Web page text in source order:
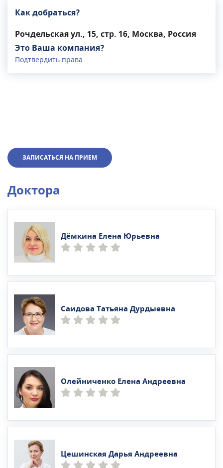
«Академия Premium Aesthetics» отличаются
высоким уровнем сервиса и отвечают строгим
стандартам безопасности.
Как добраться?
Рочдельская ул., 15, стр. 16, Москва, Россия
Это Ваша компания?
Подтвердить права
ЗАПИСАТЬСЯ НА ПРИЕМ
Доктора
Дёмкина Елена Юрьевна
Саидова Татьяна Дурдыевна
Олейниченко Елена Андреевна
Цешинская Дарья Андреевна